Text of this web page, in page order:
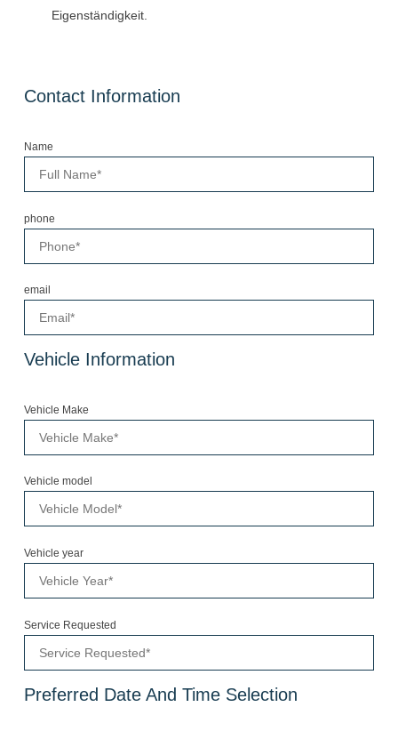
Eigenständigkeit.
Contact Information
Name
phone
email
Vehicle Information
Vehicle Make
Vehicle model
Vehicle year
Service Requested
Preferred Date And Time Selection